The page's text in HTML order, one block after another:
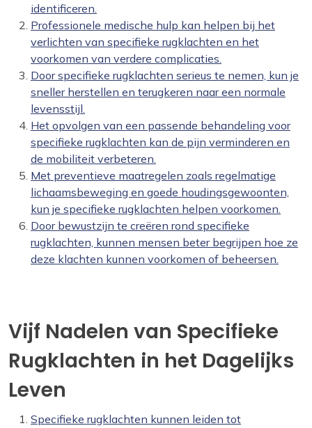
identificeren.
Professionele medische hulp kan helpen bij het
verlichten van specifieke rugklachten en het
voorkomen van verdere complicaties.
Door specifieke rugklachten serieus te nemen, kun je
sneller herstellen en terugkeren naar een normale
levensstijl.
Het opvolgen van een passende behandeling voor
specifieke rugklachten kan de pijn verminderen en
de mobiliteit verbeteren.
Met preventieve maatregelen zoals regelmatige
lichaamsbeweging en goede houdingsgewoonten,
kun je specifieke rugklachten helpen voorkomen.
Door bewustzijn te creëren rond specifieke
rugklachten, kunnen mensen beter begrijpen hoe ze
deze klachten kunnen voorkomen of beheersen.
Vijf Nadelen van Specifieke
Rugklachten in het Dagelijks
Leven
Specifieke rugklachten kunnen leiden tot